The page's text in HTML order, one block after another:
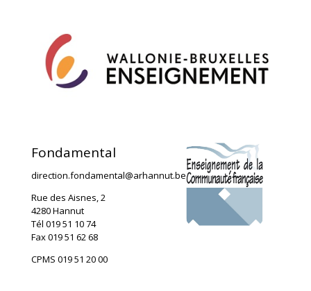
Fondamental
direction.fondamental@arhannut.be
Rue des Aisnes, 2
4280 Hannut
Tél 019 51 10 74
Fax 019 51 62 68
CPMS 019 51 20 00